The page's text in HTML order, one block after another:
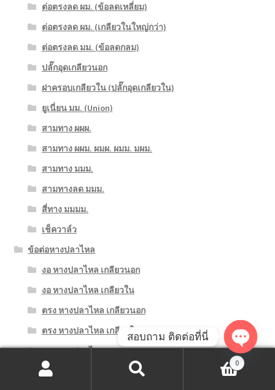
ต่อตรงลด ผม. (ข้อลดเหลี่ยม)
ต่อตรงลด ผม. (เกลียวในใหญ่กว่า)
ต่อตรงลด มม. (ข้อลดกลม)
ปลั๊กอุดเกลียวนอก
ฝาครอบเกลียวใน (ปลั๊กอุดเกลียวใน)
ยูเนี่ยน มม. (Union)
สามทาง ผผผ.
สามทาง ผผม. ผมผ. ผมม. มผม.
สามทาง มมม.
สามทางลด มมม.
สี่ทาง มมมม.
เช็ควาล์ว
ข้อต่อหางปลาไหล
งอ หางปลาไหล เกลียวนอก
งอ หางปลาไหล เกลียวใน
ตรง หางปลาไหล เกลียวนอก
ตรง หางปลาไหล เกลียวใน
ตรง หางปลาไหลสองทาง
ตรงลด หางปลาไหลสองทาง
0
สอบถาม ติดต่อที่นี่
O